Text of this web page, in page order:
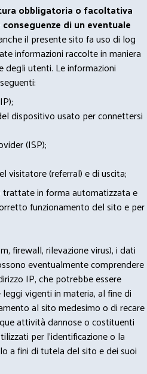
obbligatoria o facoltativa
di un eventuale
il presente sito fa uso di log
informazioni raccolte in maniera
utenti. Le informazioni
dispositivo usato per connettersi
(ISP);
visitatore (referral) e di uscita;
in forma automatizzata e
funzionamento del sito e per
firewall, rilevazione virus), i dati
eventualmente comprendere
IP, che potrebbe essere
vigenti in materia, al fine di
al sito medesimo o di recare
attività dannose o costituenti
per l'identificazione o la
a fini di tutela del sito e dei suoi